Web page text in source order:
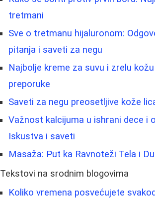
tretmani
Sve o tretmanu hijaluronom:
pitanja i saveti za negu
Najbolje kreme za suvu i zrelu
preporuke
Saveti za negu preosetljive kože
Važnost kalcijuma u ishrani dece i
Iskustva i saveti
Masaža: Put ka Ravnoteži Tela i
Tekstovi na srodnim blogovima
Koliko vremena posvećujete